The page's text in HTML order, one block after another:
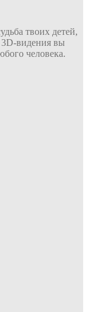
твоих детей,
видения вы
человека.